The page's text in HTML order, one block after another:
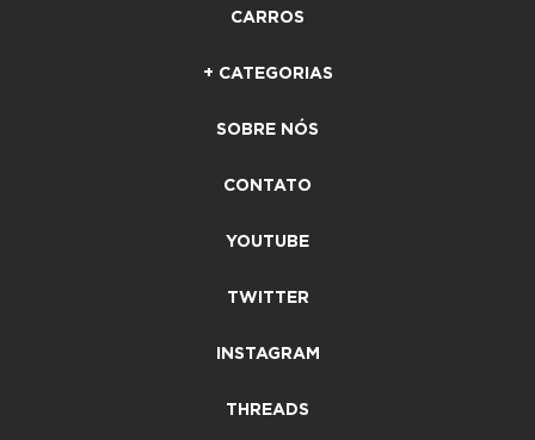
CARROS
+ CATEGORIAS
SOBRE NÓS
CONTATO
YOUTUBE
TWITTER
INSTAGRAM
THREADS